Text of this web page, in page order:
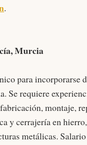
.
Murcia
para incorporarse
Se requiere
montaje,
y cerrajería en
metálicas.